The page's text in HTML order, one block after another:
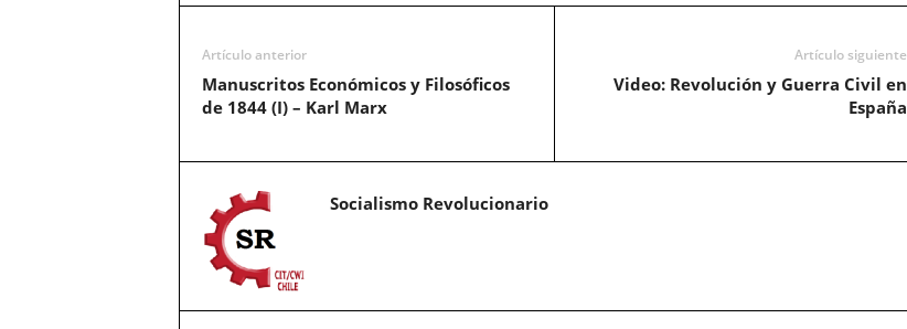
Artículo anterior
Manuscritos Económicos y Filosóficos
de 1844 (I) – Karl Marx
Artículo siguiente
Video: Revolución y Guerra Civil en
España
Socialismo Revolucionario